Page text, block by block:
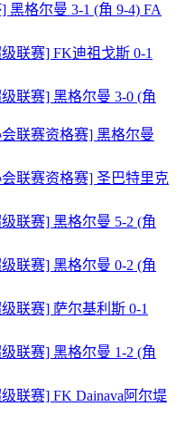
黑格尔曼 3-1 (角 9-4) FA
联赛] FK迪祖戈斯 0-1
联赛] 黑格尔曼 3-0 (角
会联赛资格赛] 黑格尔曼
会联赛资格赛] 圣巴特里克
联赛] 黑格尔曼 5-2 (角
联赛] 黑格尔曼 0-2 (角
联赛] 萨尔基利斯 0-1
联赛] 黑格尔曼 1-2 (角
联赛] FK Dainava阿尔堤